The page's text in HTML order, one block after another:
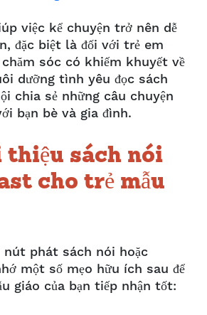
việc kể chuyện trở nên dễ
đặc biệt là đối với trẻ em
sóc có khiếm khuyết về
dưỡng tình yêu đọc sách
chia sẻ những câu chuyện
bạn bè và gia đình.
thiệu sách nói
cho trẻ mẫu
nút phát sách nói hoặc
một số mẹo hữu ích sau để
giáo của bạn tiếp nhận tốt: